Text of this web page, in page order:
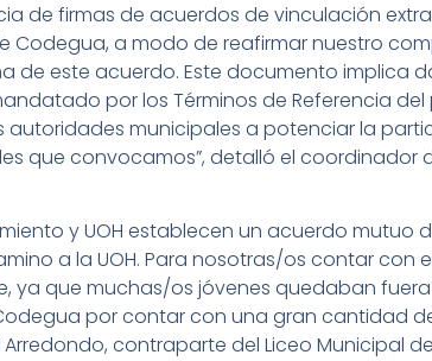
de firmas de acuerdos de vinculación
Codegua, a modo de reafirmar nuestro
de este acuerdo. Este documento implica
por los Términos de Referencia
municipales a potenciar la
que convocamos”, detalló el coordinador
y UOH establecen un acuerdo mutuo
a la UOH. Para nosotras/os contar con
ya que muchas/os jóvenes quedaban
por contar con una gran cantidad
contraparte del Liceo Municipal